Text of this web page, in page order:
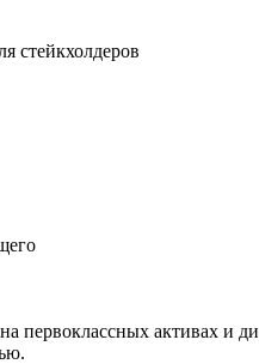
стейкхолдеров
первоклассных активах